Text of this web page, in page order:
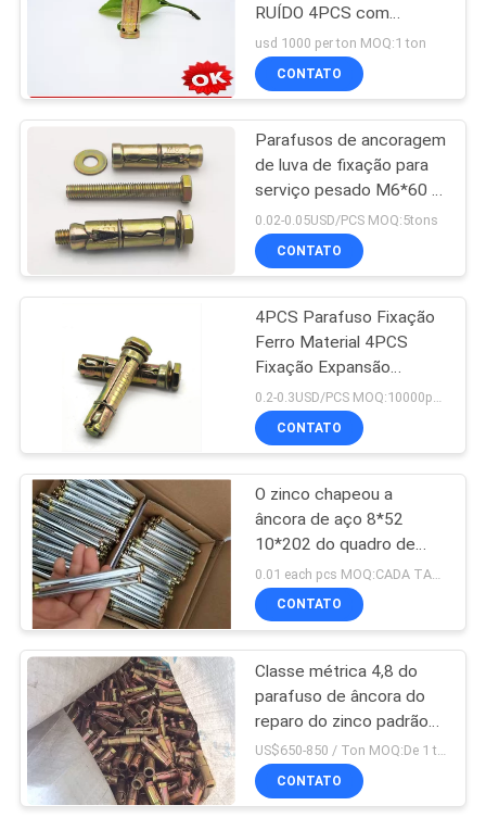
POLICYparafusos de
âncora da luva
94
Arruelas lisas do
metal
76
Arruela de pressão
de aço
29
RUÍDO 4PCS com
categoria amarela 50mm
-100mm do zinco 4,8
usd 1000 per ton MOQ:1 ton
CONTATO
Parafusos de ancoragem
de luva de fixação para
serviço pesado M6*60 3
peças aço carbono
zincado amarelo
0.02-0.05USD/PCS MOQ:5tons
CONTATO
4PCS Parafuso Fixação
Ferro Material 4PCS
Fixação Expansão
Parafusos de
Ancoragem M6x50
M10x70
CONTATO
O zinco chapeou a
âncora de aço 8*52
10*202 do quadro de
janela das BS do metal
CONTATO
Classe métrica 4,8 do
parafuso de âncora do
reparo do zinco padrão
do RUÍDO da fabricação
de China 6,8 8,8
US$650-850 / Ton MOQ:De 1 toneladas/toneladas
CONTATO